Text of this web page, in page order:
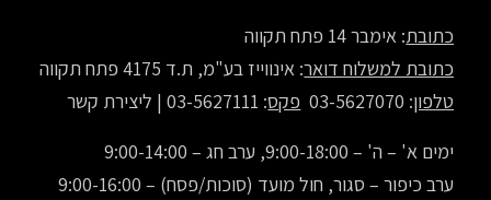
כתובת: אימבר 14 פתח תקווה
כתובת למשלוח דואר: אינווייז בע"מ, ת.ד 4175 פתח תקווה
טלפון: 03-5627070 פקס: 03-5627111 |
ליצירת קשר
ימים א' – ה' – 9:00-18:00, ערב חג – 9:00-14:00
ערב כיפור – סגור, חול מועד (סוכות/פסח) – 9:00-16:00